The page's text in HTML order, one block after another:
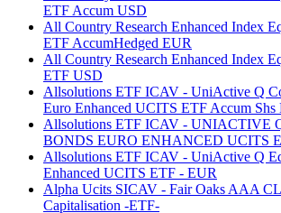
ETF Accum USD
All Country Research Enhanced Index
ETF AccumHedged EUR
All Country Research Enhanced Index
ETF USD
Allsolutions ETF ICAV - UniActive Q
Euro Enhanced UCITS ETF Accum Shs
Allsolutions ETF ICAV - UNIACTIVE
BONDS EURO ENHANCED UCITS
Allsolutions ETF ICAV - UniActive Q
Enhanced UCITS ETF - EUR
Alpha Ucits SICAV - Fair Oaks AAA
Capitalisation -ETF-